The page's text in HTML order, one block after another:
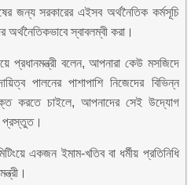
জন্য সরকারের এইসব অর্থনৈতিক কর্মসূচি
স্বাবলম্বী করা।
প্রধানমন্ত্রী বলেন, আপনারা কেউ মসজিদে
পালনের পাশাপাশি নিজেদের বিভিন্ন
করতে চাইলে, আপনাদের সেই উদ্যোগ
প্রস্তুত।
একজন ইমাম-খতিব বা ধর্মীয় প্রতিনিধি